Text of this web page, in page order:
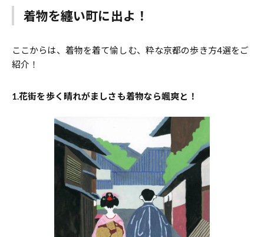
着物を纏い町に出よ！
ここからは、着物を着て愉しむ、粋な京都の歩き方4選をご
紹介！
1.花街を歩く晴れがましさも着物なら颯爽と！